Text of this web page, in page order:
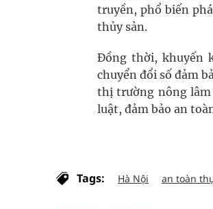
truyền, phổ biến
thủy sản.
Đồng thời, khuyến
chuyển đổi số đảm
thị trường nông lâm
luật, đảm bảo an
Tags: Hà Nội an toàn